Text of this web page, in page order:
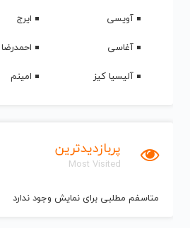
آویسی
ایرج
آغاسی
آلیسیا کیز
امینم
پربازدیدترین
Most Visited
متاسفم مطلبی برای نمایش وجود ندارد